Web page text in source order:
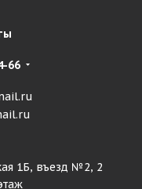
66
1Б, въезд №2, 2